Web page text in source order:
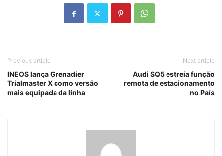
Previous article
INEOS lança Grenadier
Trialmaster X como versão
mais equipada da linha
Next article
Audi SQ5 estreia função
remota de estacionamento
no País